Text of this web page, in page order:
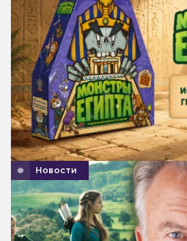
Новости